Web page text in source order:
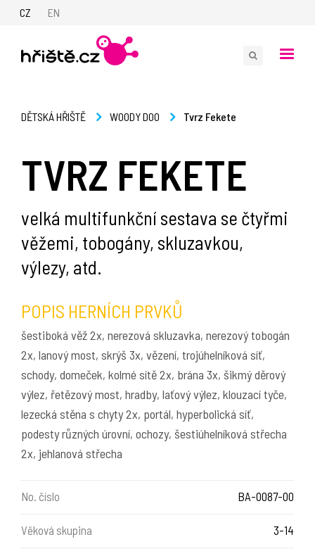
CZ EN
DĚTSKÁ HŘIŠTĚ WOODY DOO Tvrz Fekete
TVRZ FEKETE
velká multifunkční sestava se čtyřmi
věžemi, tobogány, skluzavkou,
výlezy, atd.
POPIS HERNÍCH PRVKŮ
šestiboká věž 2x, nerezová skluzavka, nerezový tobogán
2x, lanový most, skrýš 3x, vězení, trojúhelníková síť,
schody, domeček, kolmé sítě 2x, brána 3x, šikmý děrový
výlez, řetězový most, hradby, laťový výlez, klouzací tyče,
lezecká stěna s chyty 2x, portál, hyperbolická síť,
podesty různých úrovní, ochozy, šestiúhelníková střecha
2x, jehlanová střecha
No. číslo BA-0087-00
Věková skupina 3-14